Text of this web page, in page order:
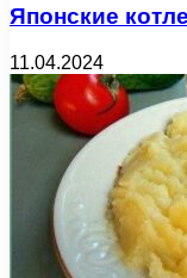
Японские
11.04.2024